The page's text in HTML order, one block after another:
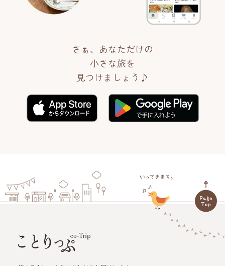
さぁ、あなただけの
小さな旅を
見つけましょう♪